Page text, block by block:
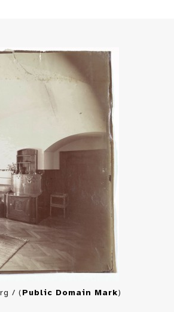
/ ( Public Domain Mark)